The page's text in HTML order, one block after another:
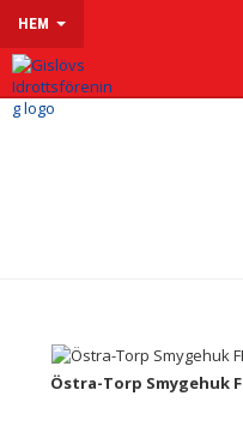
HEM
HEM
KALENDER
Östra-Torp Smygehuk